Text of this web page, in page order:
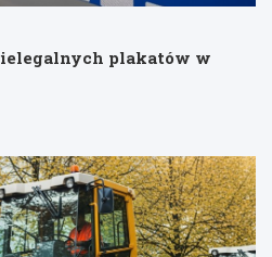
plakatów w